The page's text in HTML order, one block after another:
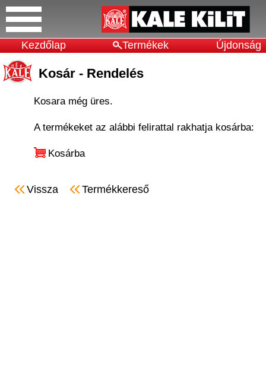
Kezdőlap Termékek Újdonság
Kosár - Rendelés
Kosara még üres.
A termékeket az alábbi felirattal rakhatja kosárba:
Kosárba
Vissza Termékkereső